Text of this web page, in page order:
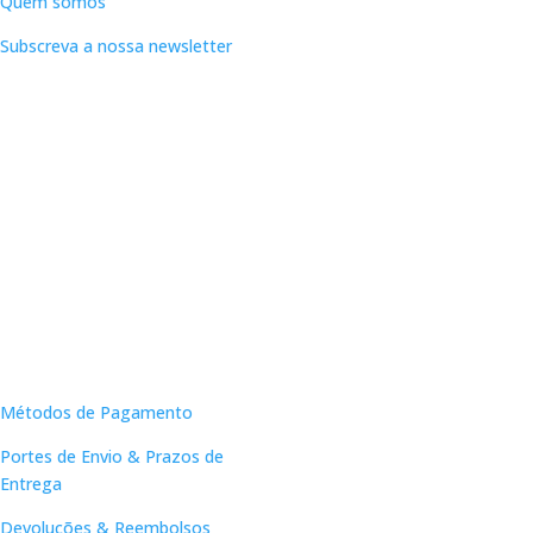
Subscreva a nossa newsletter
Métodos de Pagamento
Portes de Envio & Prazos de
Entrega
Devoluções & Reembolsos